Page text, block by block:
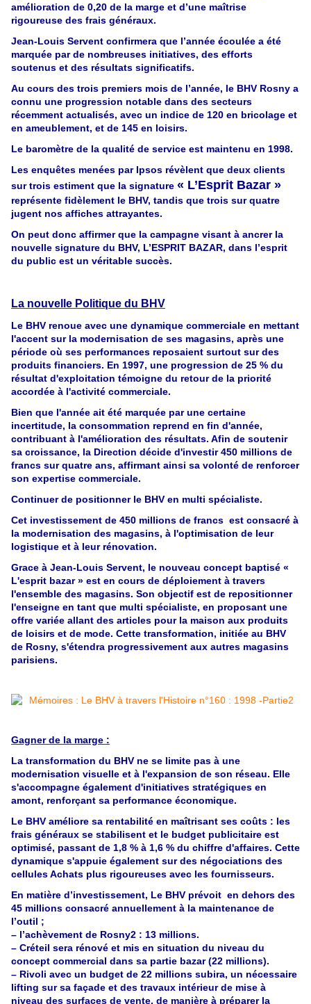
amélioration de 0,20 de la marge et d’une maîtrise
rigoureuse des frais généraux.
Jean-Louis Servent confirmera que l’année écoulée a été
marquée par de nombreuses initiatives, des efforts
soutenus et des résultats significatifs.
Au cours des trois premiers mois de l’année, le BHV Rosny a
connu une progression notable dans des secteurs
récemment actualisés, avec un indice de 120 en bricolage et
en ameublement, et de 145 en loisirs.
Le baromètre de la qualité de service est maintenu en 1998.
Les enquêtes menées par Ipsos révèlent que deux clients
sur trois estiment que la signature « L’Esprit Bazar »
représente fidèlement le BHV, tandis que trois sur quatre
jugent nos affiches attrayantes.
On peut donc affirmer que la campagne visant à ancrer la
nouvelle signature du BHV, L’ESPRIT BAZAR, dans l’esprit
du public est un véritable succès.
La nouvelle Politique du BHV
Le BHV renoue avec une dynamique commerciale en mettant
l'accent sur la modernisation de ses magasins, après une
période où ses performances reposaient surtout sur des
produits financiers. En 1997, une progression de 25 % du
résultat d'exploitation témoigne du retour de la priorité
accordée à l'activité commerciale.
Bien que l'année ait été marquée par une certaine
incertitude, la consommation reprend en fin d'année,
contribuant à l'amélioration des résultats. Afin de soutenir
sa croissance, la Direction décide d'investir 450 millions de
francs sur quatre ans, affirmant ainsi sa volonté de renforcer
son expertise commerciale.
Continuer de positionner le BHV en multi spécialiste.
Cet investissement de 450 millions de francs est consacré à
la modernisation des magasins, à l'optimisation de leur
logistique et à leur rénovation.
Grace à Jean-Louis Servent, le nouveau concept baptisé «
L'esprit bazar » est en cours de déploiement à travers
l'ensemble des magasins. Son objectif est de repositionner
l'enseigne en tant que multi spécialiste, en proposant une
offre variée allant des articles pour la maison aux produits
de loisirs et de mode. Cette transformation, initiée au BHV
de Rosny, s'étendra progressivement aux autres magasins
parisiens.
Gagner de la marge :
La transformation du BHV ne se limite pas à une
modernisation visuelle et à l'expansion de son réseau. Elle
s'accompagne également d'initiatives stratégiques en
amont, renforçant sa performance économique.
Le BHV améliore sa rentabilité en maîtrisant ses coûts : les
frais généraux se stabilisent et le budget publicitaire est
optimisé, passant de 1,8 % à 1,6 % du chiffre d'affaires. Cette
dynamique s'appuie également sur des négociations des
cellules Achats plus rigoureuses avec les fournisseurs.
En matière d’investissement, Le BHV prévoit en dehors des
45 millions consacré annuellement à la maintenance de
l’outil ;
– l’achèvement de Rosny2 : 13 millions.
– Créteil sera rénové et mis en situation du niveau du
concept commercial dans sa partie bazar (22 millions).
– Rivoli avec un budget de 22 millions subira, un nécessaire
lifting sur sa façade et des travaux intérieur de mise à
niveau des surfaces de vente, de manière à préparer la